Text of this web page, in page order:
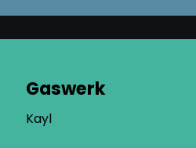
Gaswerk
Kayl